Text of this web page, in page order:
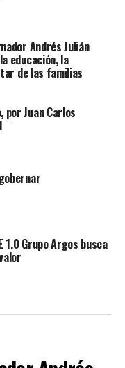
Andrés Julián
educación, la
de las familias
por Juan Carlos
1.0 Grupo Argos busca